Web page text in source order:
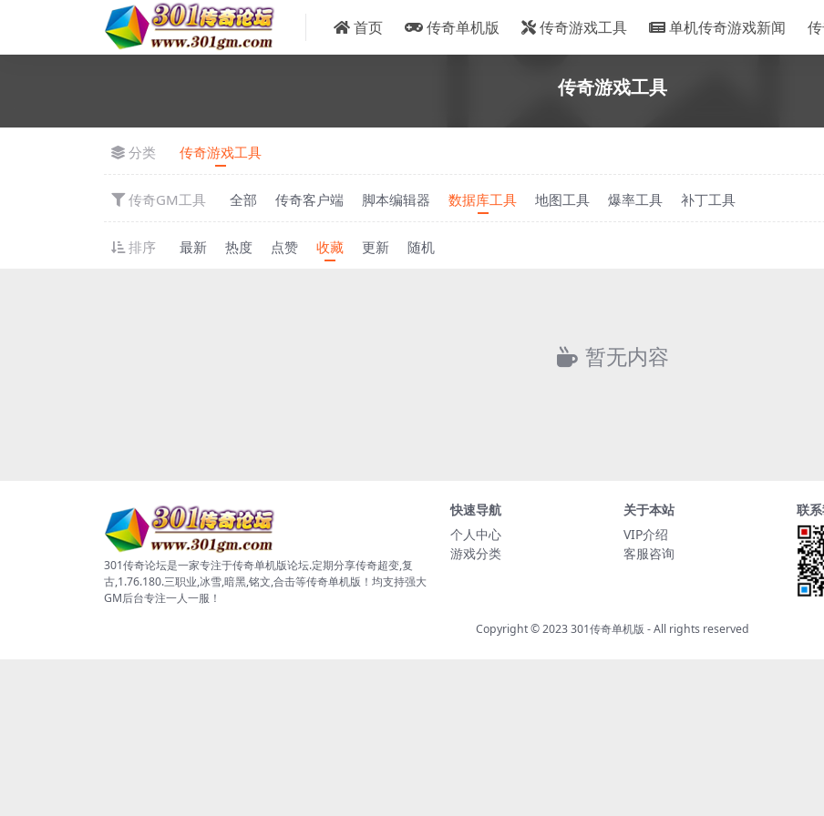
首页 传奇单机版 传奇游戏工具 单机传奇游戏新闻
传奇游戏工具
分类 传奇游戏工具
传奇GM工具 全部 传奇客户端 脚本编辑器 数据库工具 地图工具 爆率工具 补丁工具
排序 最新 热度 点赞 收藏 更新 随机
暂无内容
301传奇论坛是一家专注于传奇单机版论坛.定期分享传奇超变,复
古,1.76.180.三职业,冰雪,暗黑,铭文,合击等传奇单机版！均支持强大
GM后台专注一人一服！
快速导航
个人中心
游戏分类
关于本站
VIP介绍
客服咨询
联
Copyright © 2023301传奇单机版 - All rights reserved